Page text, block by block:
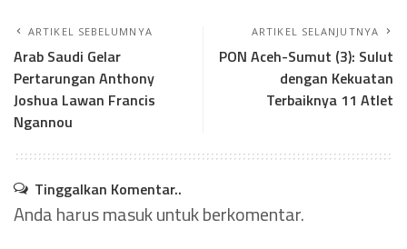
ARTIKEL SEBELUMNYA
Arab Saudi Gelar
Pertarungan Anthony
Joshua Lawan Francis
Ngannou
ARTIKEL SELANJUTNYA
PON Aceh-Sumut (3): Sulut
dengan Kekuatan
Terbaiknya 11 Atlet
Tinggalkan Komentar..
Anda harusmasukuntuk berkomentar.